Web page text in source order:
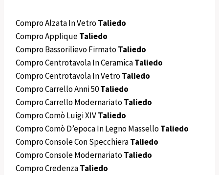
Compro Alzata In VetroTaliedo
Compro AppliqueTaliedo
Compro Bassorilievo FirmatoTaliedo
Compro Centrotavola In CeramicaTaliedo
Compro Centrotavola In VetroTaliedo
Compro Carrello Anni 50Taliedo
Compro Carrello ModernariatoTaliedo
Compro Comò Luigi XIVTaliedo
Compro Comò D’epoca In Legno MasselloTaliedo
Compro Console Con SpecchieraTaliedo
Compro Console ModernariatoTaliedo
Compro CredenzaTaliedo